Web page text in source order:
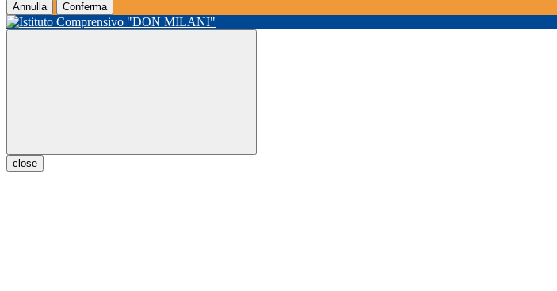
Annulla Conferma
close